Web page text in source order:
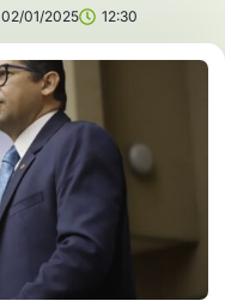
02/01/2025 12:30